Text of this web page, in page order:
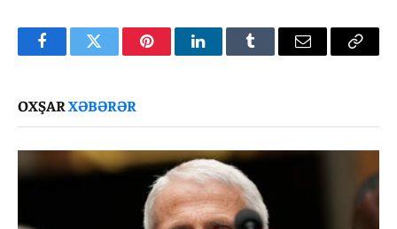
FacebookTwitter PinterestLinkedInTumblr Email
Copy
OXŞARXƏBƏRƏR